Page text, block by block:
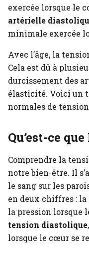
exercée lorsque le
artérielle
minimale exercée
Avec l’âge, la
Cela est dû à
durcissement des
élasticité. Voici un
normales de
Qu’est-ce
Comprendre la
notre bien-être. Il
le sang sur les
en deux chiffres : la
la pression lorsque
tension diastolique
lorsque le cœur se